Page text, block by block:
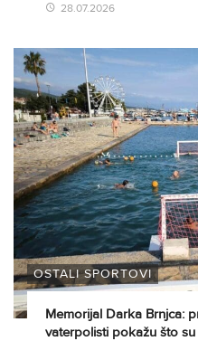
28.07.2026
OSTALI SPORTOVI
Memorijal Darka Brnjca:
vaterpolisti pokažu što su